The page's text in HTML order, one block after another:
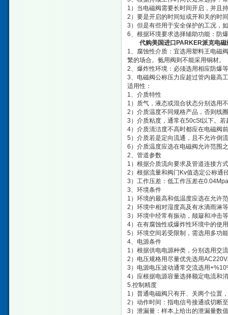
1）当电磁阀需要长时间开启，并且
2）要是开启的时间短或开和关的时
3）但是有些用于安全保护的工况，
6、根据环境要求选择辅助功能：防
代购美国进口PARKER派克电磁
1、腐蚀性介质：宜选用塑料王电磁
繁的场合。氨用阀则不能采用铜材。
2、爆炸性环境：必须选用相应防爆
3、电磁阀公称压力应超过管内最高
适用性：
1、介质特性
1）质气，液态或混合状态分别选用
2）介质温度不同规格产品，否则线
3）介质粘度，通常在50cSt以下。
4）介质清洁度不高时都应在电磁阀
5）介质若是定向流通，且不允许倒
6）介质温度应选在电磁阀允许范围
2、管道参数
1）根据介质流向要求及管道连接方
2）根据流量和阀门Kv值选定公称通
3）工作压差：低工作压差在
3、环境条件
1）环境的最高和低温度应选在允许
2）环境中相对湿度高及有水滴雨淋
3）环境中经常有振动，颠簸和冲击
4）在有腐蚀性或爆炸性环境中的使
5）环境空间若受限制，需选用多功
4、电源条件
1）根据供电电源种类，分别选用交
2）电压规格用尽量优先选用
3）电源电压波动通常交流选用
4）应根据电源容量选择额定电流和
5.控制精度
1）普通电磁阀只有开、关两个位置
2）动作时间：指电信号接通或切断
3）泄漏量：样本上给出的泄漏量数